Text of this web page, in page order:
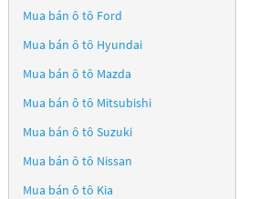
Mua bán ô tô Ford
Mua bán ô tô Hyundai
Mua bán ô tô Mazda
Mua bán ô tô Mitsubishi
Mua bán ô tô Suzuki
Mua bán ô tô Nissan
Mua bán ô tô Kia